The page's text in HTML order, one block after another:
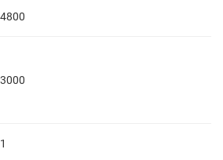
4800
3000
1